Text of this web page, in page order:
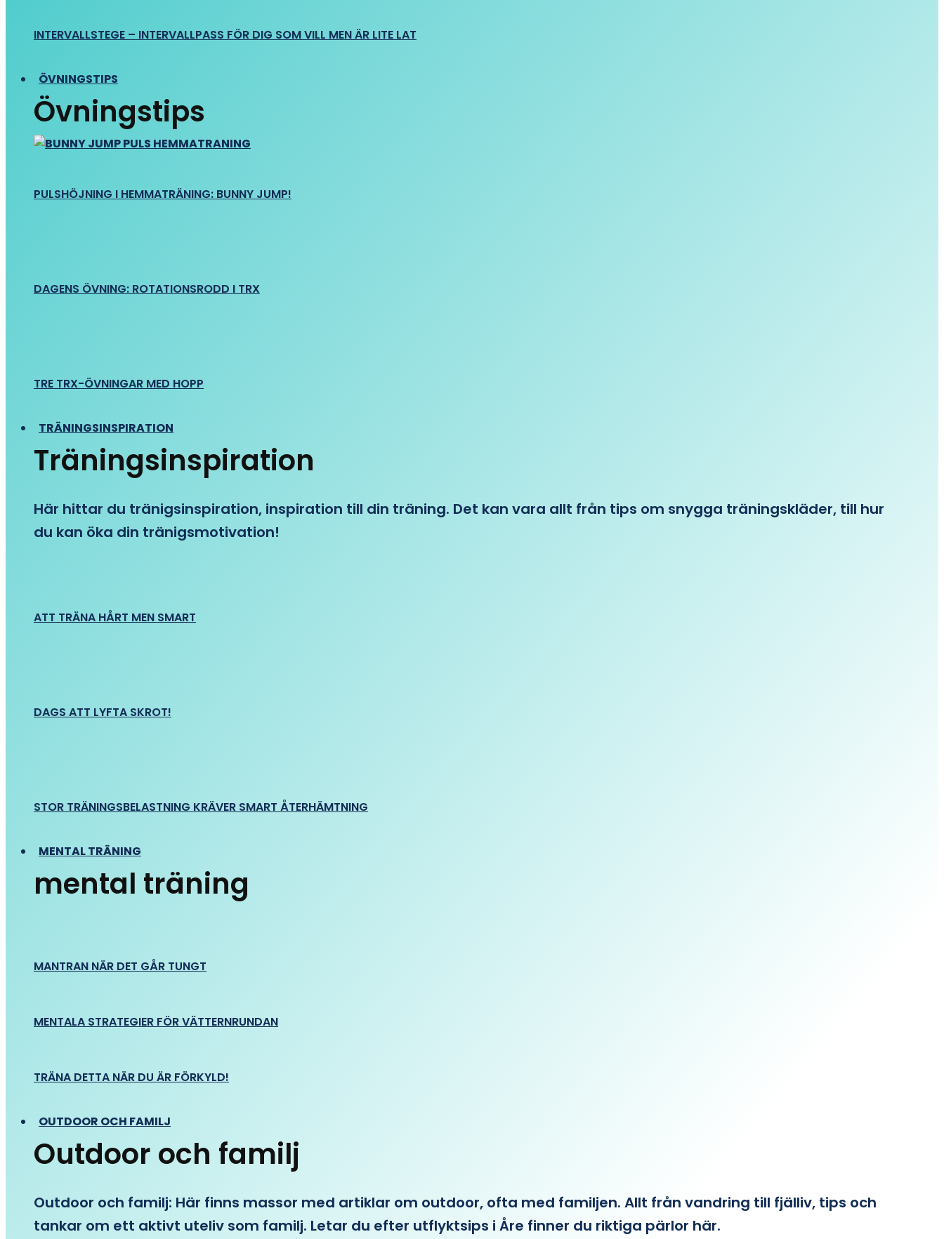
INTERVALLSTEGE – INTERVALLPASS FÖR DIG SOM VILL MEN ÄR LITE LAT
ÖVNINGSTIPS
Övningstips
PULSHÖJNING I HEMMATRÄNING: BUNNY JUMP!
DAGENS ÖVNING: ROTATIONSRODD I TRX
TRE TRX-ÖVNINGAR MED HOPP
TRÄNINGSINSPIRATION
Träningsinspiration
Här hittar du tränigsinspiration, inspiration till din träning. Det kan vara allt från tips om snygga träningskläder, till hur
du kan öka din tränigsmotivation!
ATT TRÄNA HÅRT MEN SMART
DAGS ATT LYFTA SKROT!
STOR TRÄNINGSBELASTNING KRÄVER SMART ÅTERHÄMTNING
MENTAL TRÄNING
mental träning
MANTRAN NÄR DET GÅR TUNGT
MENTALA STRATEGIER FÖR VÄTTERNRUNDAN
TRÄNA DETTA NÄR DU ÄR FÖRKYLD!
OUTDOOR OCH FAMILJ
Outdoor och familj
Outdoor och familj: Här finns massor med artiklar om outdoor, ofta med familjen. Allt från vandring till fjälliv, tips och
tankar om ett aktivt uteliv som familj. Letar du efter utflyktsips i Åre finner du riktiga pärlor här.